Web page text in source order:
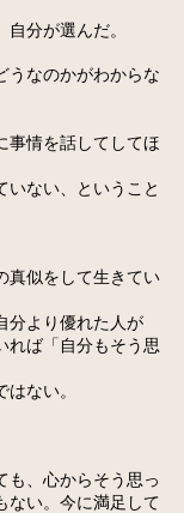
分が選んだ。
うなのかがわからな
事情を話してしてほ
ない、ということ
真似をして生きてい
分より優れた人が
れば「自分もそう思
ない。
、心からそう思っ
ない。今に満足して